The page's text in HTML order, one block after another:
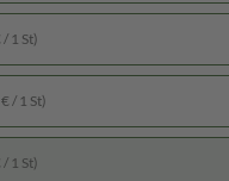
1 St)
/ 1 St)
1 St)